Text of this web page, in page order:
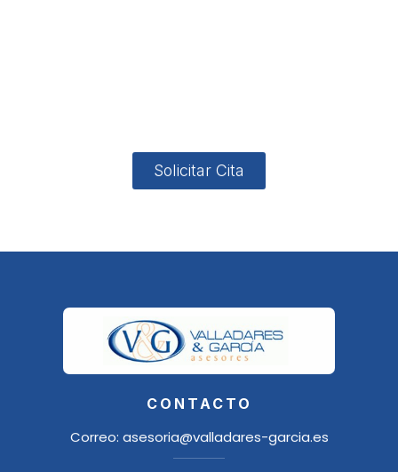
Solicitar Cita
CONTACTO
Correo: asesoria@valladares-garcia.es